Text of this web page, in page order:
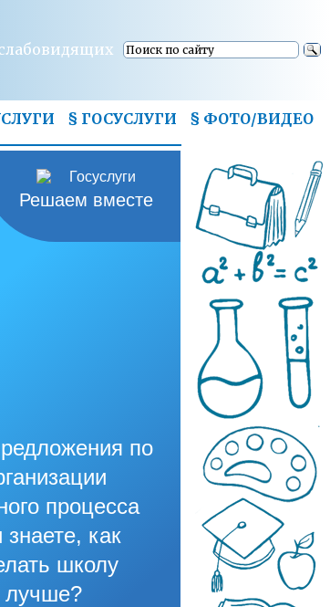
§ ГОСУСЛУГИ § ФОТО/ВИДЕО
Решаем вместе
по
процесса
знаете, как
школу
лучше?